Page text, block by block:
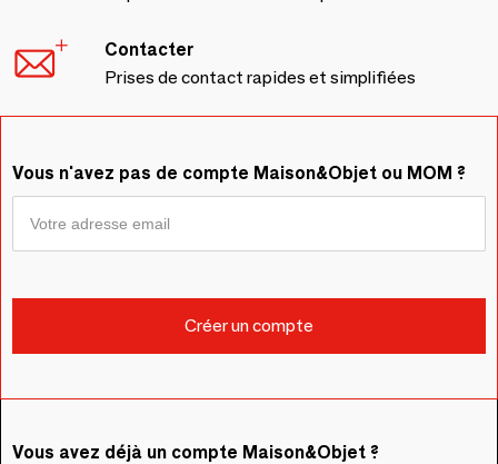
Contacter
Prises de contact rapides et simplifiées
Vous n'avez pas de compte Maison&Objet ou MOM ?
Vous avez déjà un compte Maison&Objet ?